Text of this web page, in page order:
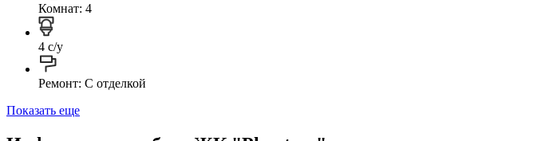
Комнат: 4
4 с/у
Ремонт: C отделкой
Показать еще